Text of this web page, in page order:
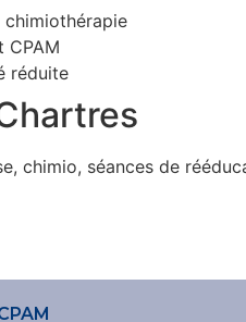
CPAM
réduite
chimio, séances de